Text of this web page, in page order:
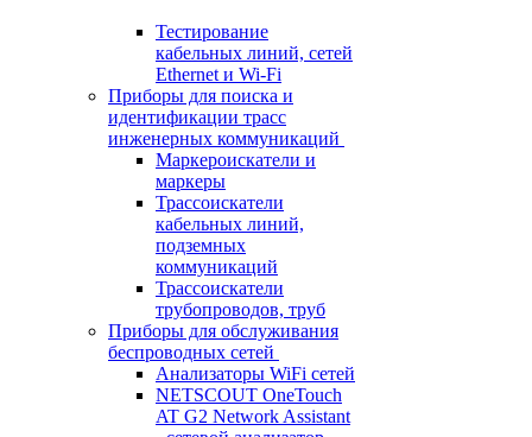
Тестирование
кабельных линий, сетей
Ethernet и Wi-Fi
Приборы для поиска и
идентификации трасс
инженерных коммуникаций
Маркероискатели и
маркеры
Трассоискатели
кабельных линий,
подземных
коммуникаций
Трассоискатели
трубопроводов, труб
Приборы для обслуживания
беспроводных сетей
Анализаторы WiFi сетей
NETSCOUT OneTouch
AT G2 Network Assistant